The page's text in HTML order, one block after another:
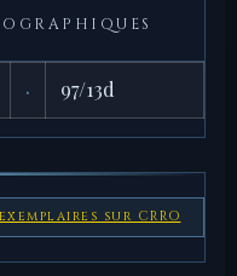
· 97/13d
sur CRRO